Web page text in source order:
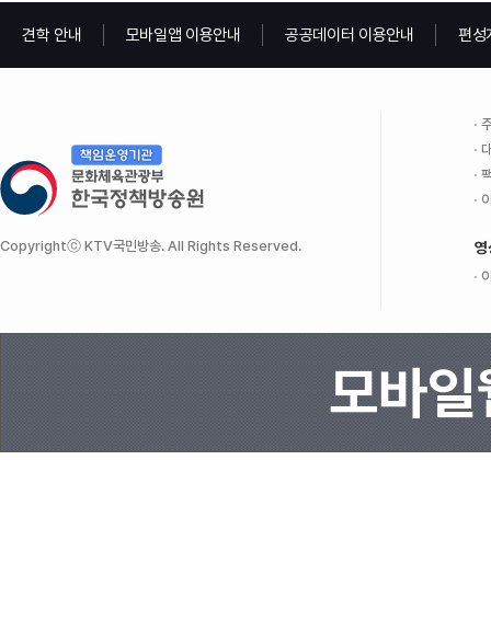
견학 안내 모바일앱 이용안내 공공데이터 이용안내 편성
Copyrightⓒ KTV국민방송. All Rights Reserved. 영
모바